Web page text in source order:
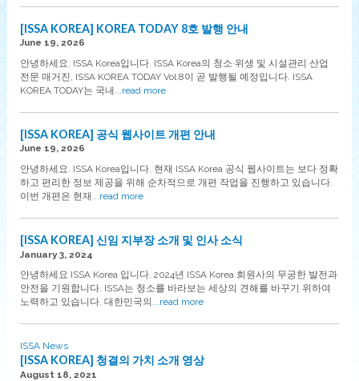
[ISSA KOREA] KOREA TODAY 8호 발행 안내
June 19, 2026
안녕하세요. ISSA Korea입니다. ISSA Korea의 청소·위생 및 시설관리 산업
전문 매거진, ISSA KOREA TODAY Vol.8이 곧 발행될 예정입니다. ISSA
KOREA TODAY는 국내 ...read more
[ISSA KOREA] 공식 웹사이트 개편 안내
June 19, 2026
안녕하세요. ISSA Korea입니다. 현재 ISSA Korea 공식 웹사이트는 보다 정확
하고 편리한 정보 제공을 위해 순차적으로 개편 작업을 진행하고 있습니다.
이번 개편은 현재 ...read more
[ISSA KOREA] 신임 지부장 소개 및 인사 소식
January 3, 2024
안녕하세요 ISSA Korea 입니다. 2024년 ISSA Korea 회원사의 무궁한 발전과
안전을 기원합니다. ISSA는 청소를 바라보는 세상의 견해를 바꾸기 위하여
노력하고 있습니다. 대한민국의 ...read more
ISSA News
[ISSA KOREA] 청결의 가치 소개 영상
August 18, 2021